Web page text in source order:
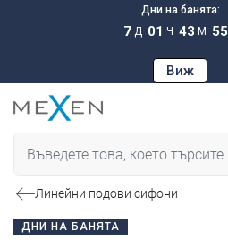
Дни на банята:
7 Д 01 Ч 43 М 54
Виж
Линейни подови сифони
ДНИ НА БАНЯТА